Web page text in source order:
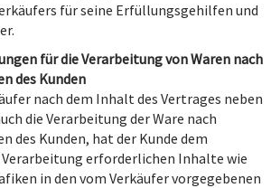
für seine Erfüllungsgehilfen und
für die Verarbeitung von Waren nach
des Kunden
nach dem Inhalt des Vertrages neben
die Verarbeitung der Ware nach
des Kunden, hat der Kunde dem
erforderlichen Inhalte wie
in den vom Verkäufer vorgegebenen